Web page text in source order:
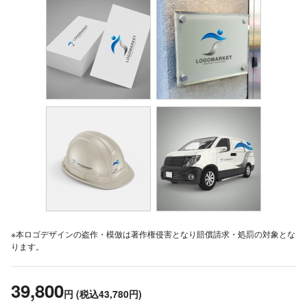
※本ロゴデザインの盗作・模倣は著作権侵害となり賠償請求・処罰の対象とな
ります。
39,800円 (税込43,780円)